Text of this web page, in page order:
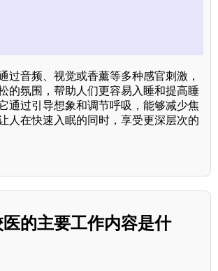
过音频、视觉或香薰等多种感官刺激，
的氛围，帮助人们更容易入睡和提高睡
通过引导想象和调节呼吸，能够减少焦
人在快速入眠的同时，享受更深层次的
的主要工作内容是什